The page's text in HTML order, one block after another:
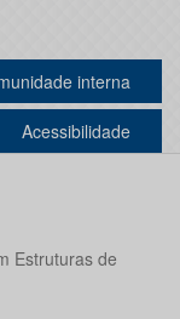
interna
Acessibilidade
Estruturas de